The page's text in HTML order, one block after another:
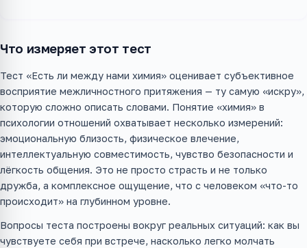
Что измеряет этот тест
Тест «Есть ли между нами химия» оценивает субъективное
восприятие межличностного притяжения — ту самую «искру»,
которую сложно описать словами. Понятие «химия» в
психологии отношений охватывает несколько измерений:
эмоциональную близость, физическое влечение,
интеллектуальную совместимость, чувство безопасности и
лёгкость общения. Это не просто страсть и не только
дружба, а комплексное ощущение, что с человеком «что-то
происходит» на глубинном уровне.
Вопросы теста построены вокруг реальных ситуаций: как вы
чувствуете себя при встрече, насколько легко молчать